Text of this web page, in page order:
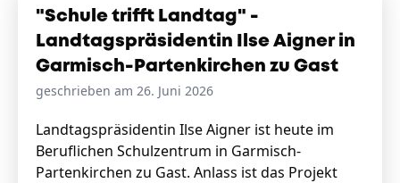
"Schule trifft Landtag" -
Landtagspräsidentin Ilse Aigner in
Garmisch-Partenkirchen zu Gast
geschrieben am 26. Juni 2026
Landtagspräsidentin Ilse Aigner ist heute im
Beruflichen Schulzentrum in Garmisch-
Partenkirchen zu Gast. Anlass ist das Projekt